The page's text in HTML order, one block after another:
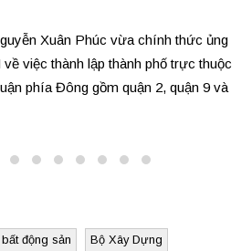
Xuân Phúc vừa chính thức ủng
việc thành lập thành phố trực thuộc
phía Đông gồm quận 2, quận 9 và
bất động sản Bộ Xây Dựng